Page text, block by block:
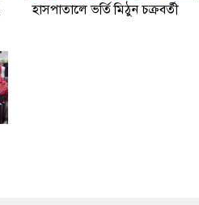
হাসপাতালে ভর্তি মিঠুন চক্রবর্তী